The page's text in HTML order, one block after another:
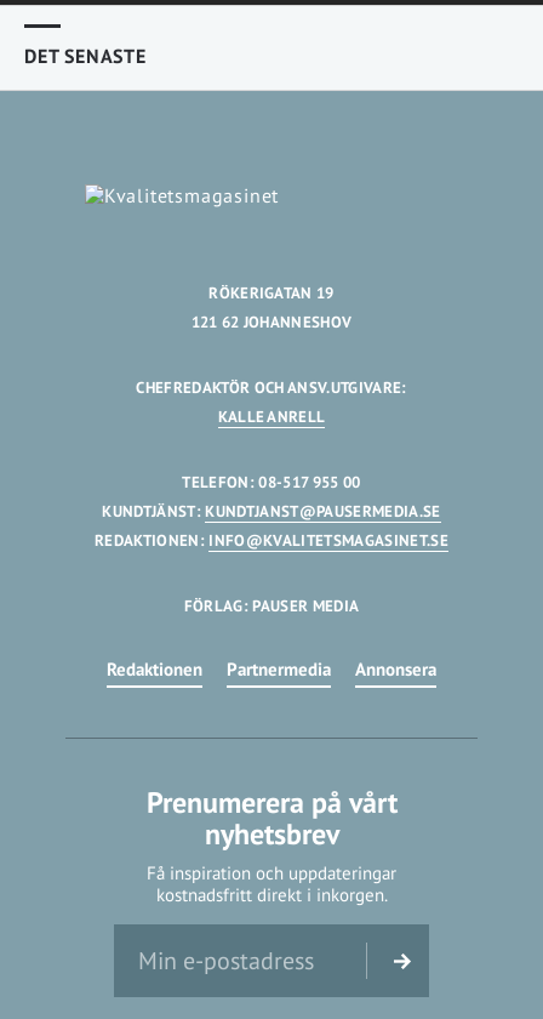
DET SENASTE
RÖKERIGATAN 19
121 62 JOHANNESHOV
CHEFREDAKTÖR OCH ANSV.UTGIVARE:
KALLE ANRELL
TELEFON: 08-517 955 00
KUNDTJÄNST:KUNDTJANST@PAUSERMEDIA.SE
REDAKTIONEN: INFO@KVALITETSMAGASINET.SE
FÖRLAG: PAUSER MEDIA
Redaktionen Partnermedia Annonsera
Prenumerera på vårt
nyhetsbrev
Få inspiration och uppdateringar
kostnadsfritt direkt i inkorgen.